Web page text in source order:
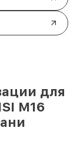
для
M16